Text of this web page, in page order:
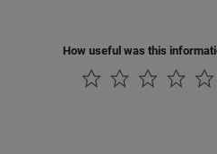
How useful was this